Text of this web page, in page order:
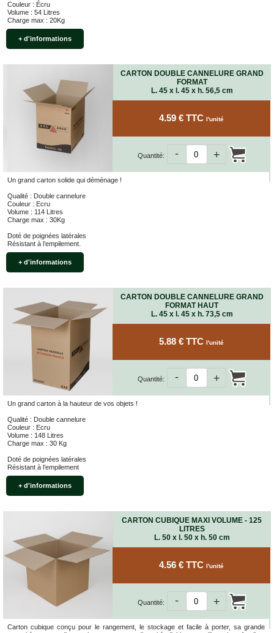
Couteaux
sécurité
et
cutters
D'EXPÉDITION
VENTES
PIÈCES
CHAMBRE
CUISINE
SALON
SALLE
DE
BAIN
BUREAU
GARAGE
CONTACT
Couleur : Écru
Volume : 54 Litres
Charge max : 20Kg
+ d'informations
CARTON DOUBLE CANNELURE GRAND
FORMAT
L. 45 x l. 45 x h. 56,5 cm
Un grand carton solide qui déménage !
Qualité : Double cannelure
Couleur : Ecru
Volume : 114 Litres
Charge max : 30Kg
Doté de poignées latérales
Résistant à l’empilement.
+ d'informations
4.59 € TTC l'unité
Quantité: +
-
CARTON DOUBLE CANNELURE GRAND
FORMAT HAUT
L. 45 x l. 45 x h. 73,5 cm
Un grand carton à la hauteur de vos objets !
Qualité : Double cannelure
Couleur : Ecru
Volume : 148 Litres
Charge max : 30 Kg
Doté de poignées latérales
Résistant à l’empilement
+ d'informations
5.88 € TTC l'unité
Quantité: +
-
CARTON CUBIQUE MAXI VOLUME - 125
LITRES
L. 50 x l. 50 x h. 50 cm
Carton cubique conçu pour le rangement, le stockage et facile à porter, sa grande
4.56 € TTC l'unité
Quantité: +
-